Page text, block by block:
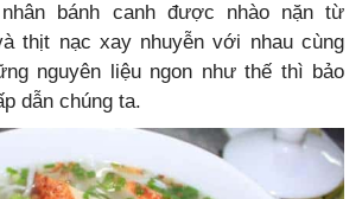
bánh canh được nhào nặn từ
thịt nạc xay nhuyễn với nhau cùng
nguyên liệu ngon như thế thì bảo
dẫn chúng ta.